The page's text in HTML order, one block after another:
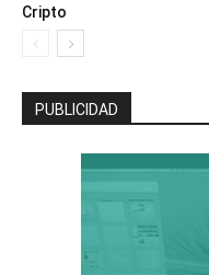
Cripto
PUBLICIDAD